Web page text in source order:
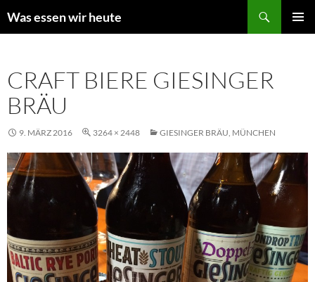
Inhalt
Was essen wir heute
CRAFT BIERE GIESINGER
BRÄU
9. MÄRZ 2016 3264 × 2448 GIESINGER BRÄU, MÜNCHEN